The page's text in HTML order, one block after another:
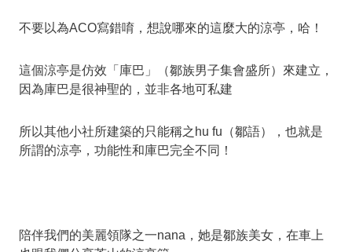
不要以為ACO寫錯唷，想說哪來的這麼大的涼亭，哈！
這個涼亭是仿效「庫巴」（鄒族男子集會盛所）來建立，
因為庫巴是很神聖的，並非各地可私建
所以其他小社所建築的只能稱之hu fu（鄒語），也就是
所謂的涼亭，功能性和庫巴完全不同！
陪伴我們的美麗領隊之一nana，她是鄒族美女，在車上